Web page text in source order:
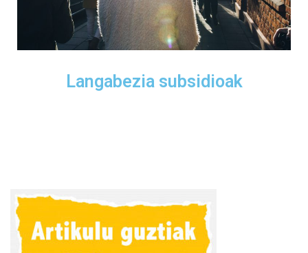
Langabezia subsidioak